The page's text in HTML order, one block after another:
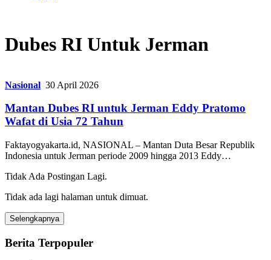
Dubes RI Untuk Jerman
Nasional 30 April 2026
Mantan Dubes RI untuk Jerman Eddy Pratomo
Wafat di Usia 72 Tahun
Faktayogyakarta.id, NASIONAL – Mantan Duta Besar Republik
Indonesia untuk Jerman periode 2009 hingga 2013 Eddy…
Tidak Ada Postingan Lagi.
Tidak ada lagi halaman untuk dimuat.
Selengkapnya
Berita Terpopuler